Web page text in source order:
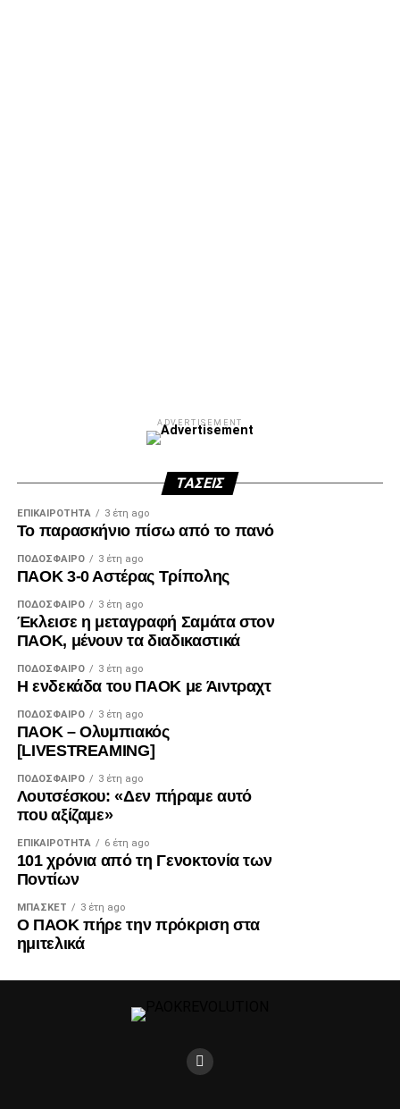
ADVERTISEMENT
ΤΆΣΕΙΣ
ΕΠΙΚΑΙΡΌΤΗΤΑ 3 έτη ago
Το παρασκήνιο πίσω από το πανό
ΠΟΔΌΣΦΑΙΡΟ 3 έτη ago
ΠΑΟΚ 3-0 Αστέρας Τρίπολης
ΠΟΔΌΣΦΑΙΡΟ 3 έτη ago
Έκλεισε η μεταγραφή Σαμάτα στον
ΠΑΟΚ, μένουν τα διαδικαστικά
ΠΟΔΌΣΦΑΙΡΟ 3 έτη ago
Η ενδεκάδα του ΠΑΟΚ με Άιντραχτ
ΠΟΔΌΣΦΑΙΡΟ 3 έτη ago
ΠΑΟΚ – Ολυμπιακός
[LIVESTREAMING]
ΠΟΔΌΣΦΑΙΡΟ 3 έτη ago
Λουτσέσκου: «Δεν πήραμε αυτό
που αξίζαμε»
ΕΠΙΚΑΙΡΌΤΗΤΑ 6 έτη ago
101 χρόνια από τη Γενοκτονία των
Ποντίων
ΜΠΆΣΚΕΤ 3 έτη ago
Ο ΠΑΟΚ πήρε την πρόκριση στα
ημιτελικά